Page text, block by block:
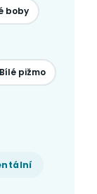
boby
Bílé pižmo